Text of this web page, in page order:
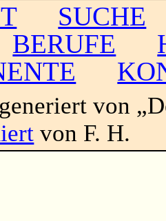
SUCHE
BERUFE
von
von F. H.